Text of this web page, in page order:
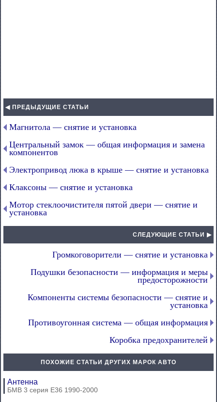
◀ ПРЕДЫДУЩИЕ СТАТЬИ
Магнитола — снятие и установка
Центральный замок — общая информация и замена
компонентов
Электропривод люка в крыше — снятие и установка
Клаксоны — снятие и установка
Мотор стеклоочистителя пятой двери — снятие и
установка
СЛЕДУЮЩИЕ СТАТЬИ ▶
Громкоговорители — снятие и установка
Подушки безопасности — информация и меры
предосторожности
Компоненты системы безопасности — снятие и
установка
Противоугонная система — общая информация
Коробка предохранителей
ПОХОЖИЕ СТАТЬИ ДРУГИХ МАРОК АВТО
Антенна
БМВ 3 серия Е36 1990-2000